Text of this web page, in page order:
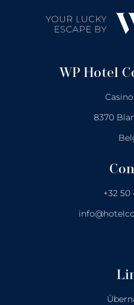
WP Hotel
8370
+32 50